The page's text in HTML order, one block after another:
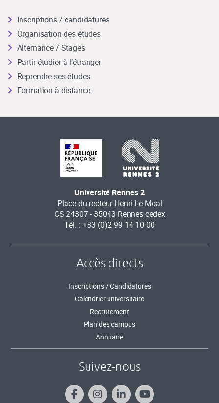
Inscriptions / candidatures
Organisation des études
Alternance / Stages
Partir étudier à l’étranger
Reprendre ses études
Formation à distance
Université Rennes 2
Place du recteur Henri Le Moal
CS 24307 - 35043 Rennes cedex
Tél. : +33 (0)2 99 14 10 00
Accès directs
Inscriptions / Candidatures
Calendrier universitaire
Recrutement
Plan des campus
Annuaire
Suivez-nous